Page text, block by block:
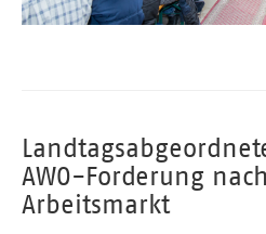
AWO-Forderung
Arbeitsmarkt